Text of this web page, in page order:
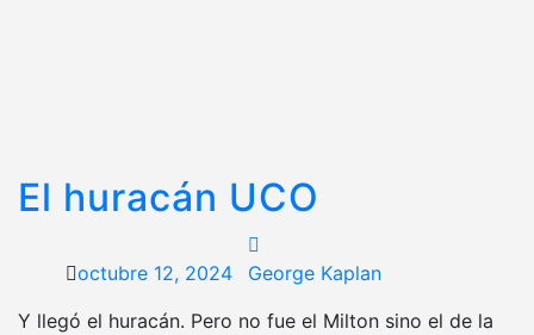
El huracán UCO
octubre 12, 2024
George Kaplan
Y llegó el huracán. Pero no fue el Milton sino el de la